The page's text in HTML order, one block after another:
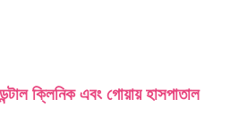
ক্লিনিক এবং গোয়ায় হাসপাতাল